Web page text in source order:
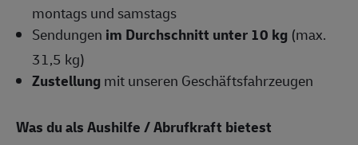
montags und samstags
Sendungen im Durchschnitt unter 10 kg (max.
31,5 kg)
Zustellungmit unseren Geschäftsfahrzeugen
Was du als Aushilfe / Abrufkraft bietest